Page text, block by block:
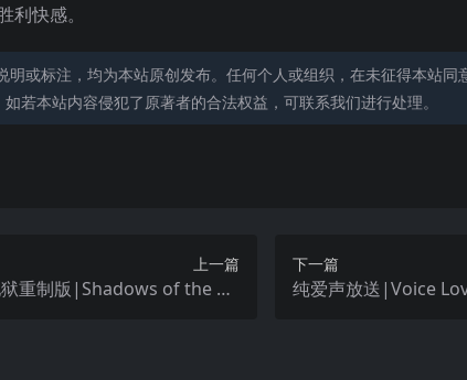
利快感。
明或标注，均为本站原创发布。任何个人或组织，在未征得本站
若本站内容侵犯了原著者的合法权益，可联系我们进行处理。
上一篇
重制版|Shadows of the Da
下一篇
纯爱声放送|Voice